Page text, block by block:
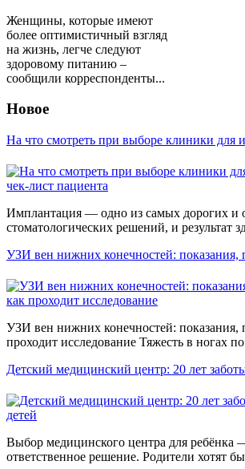
Женщины, которые имеют
более оптимистичный взгляд
на жизнь, легче следуют
здоровому питанию –
сообщили корреспонденты...
Новое
На что смотреть при выборе клиники для
Имплантация — одно из самых дорогих и
стоматологических решений, и результат
УЗИ вен нижних конечностей:
УЗИ вен нижних конечностей: показания,
проходит исследование Тяжесть в ногах
Детский медицинский центр: 20 лет
Выбор медицинского центра для ребёнка
ответственное решение. Родители хотят